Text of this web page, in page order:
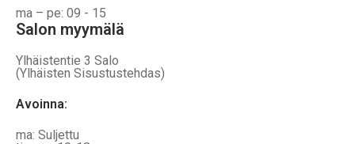
ma – pe: 09 - 15
Salon myymälä
Ylhäistentie 3 Salo
(Ylhäisten Sisustustehdas)
Avoinna:
ma: Suljettu